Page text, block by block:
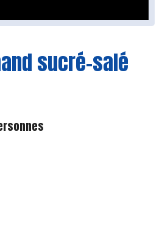
sucré-salé